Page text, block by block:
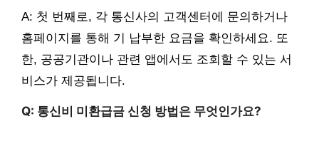
A: 첫 번째로, 각 통신사의 고객센터에 문의하거나
홈페이지를 통해 기 납부한 요금을 확인하세요. 또
한, 공공기관이나 관련 앱에서도 조회할 수 있는 서
비스가 제공됩니다.
Q: 통신비 미환급금 신청 방법은 무엇인가요?